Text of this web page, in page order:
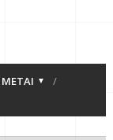
METAI
/